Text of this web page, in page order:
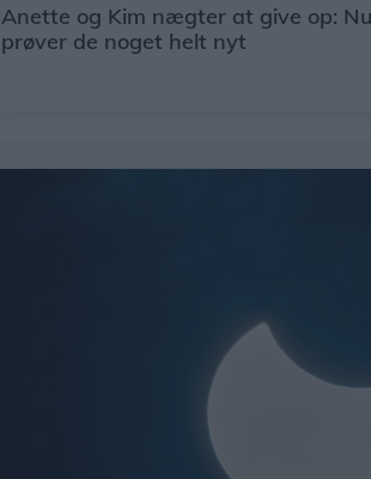
Anette og Kim nægter at give op: Nu
prøver de noget helt nyt